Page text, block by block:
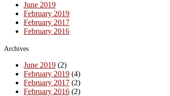
June 2019
February 2019
February 2017
February 2016
Archives
June 2019 (2)
February 2019 (4)
February 2017 (2)
February 2016 (2)